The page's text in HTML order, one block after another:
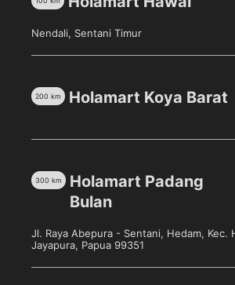
anak.
Bagian Tengah ada lobang untuk
anak anda
Merk INTEX
Berat maksimal anak : 15 Kg
Produk Terkait
Nendali, Sentani Timur
Holamart Koya Barat
200 km
Holamart Padang
Bulan
300 km
Jl. Raya Abepura - Sentani, Hedam, Kec.
Jayapura, Papua 99351